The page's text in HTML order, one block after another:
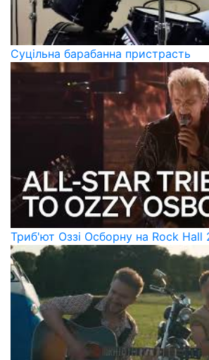
Суцільна барабанна пристрасть
Триб'ют Оззі Осборну на Rock Hall